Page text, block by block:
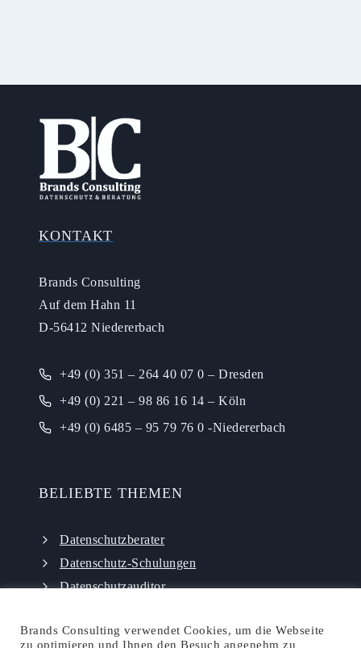
KONTAKT
Brands Consulting
Auf dem Hahn 11
D-56412 Niedererbach
+49 (0) 351 – 264 40 07 0 – Dresden
+49 (0) 221 – 98 86 16 14 – Köln
+49 (0) 6485 – 95 79 76 0 -Niedererbach
BELIEBTE THEMEN
Datenschutzberater
Datenschutz-Schulungen
Datenschutzauditor
Brands Consulting verwendet Cookies, um die Webseite
zu optimieren und Ihnen den Besuch angenehm zu